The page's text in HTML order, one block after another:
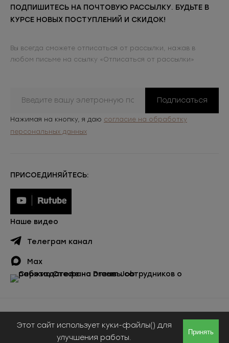
ПОДПИШИТЕСЬ НА ПОЧТОВУЮ РАССЫЛКУ. БУДЬТЕ В
КУРСЕ НОВЫХ ПОСТУПЛЕНИЙ И СКИДОК!
Вы всегда сможете отписаться от рассылки, нажав в
любом письме на ссылку «Отписаться от рассылки»
Подписаться
Нажимая на кнопку, я даю согласие на обработку
персональных данных
ПРИСОЕДИНЯЙТЕСЬ:
Наше видео
Телеграм канал
Max
© ООО «Сержио Стефано», 2026
Этот сайт использует куки-файлы() для
улучшения работы.
Принять